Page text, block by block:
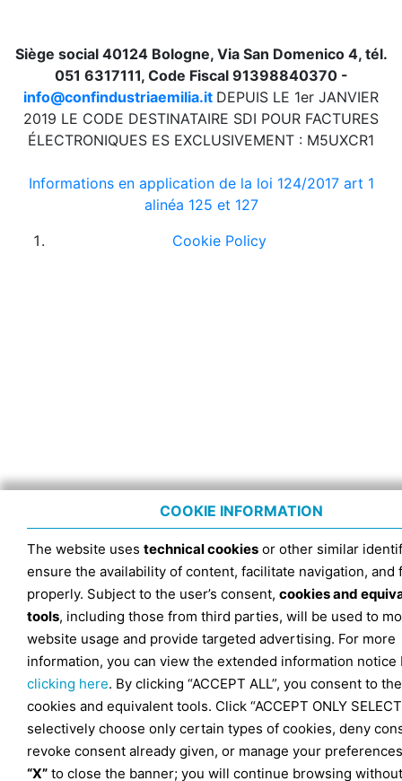
Siège social 40124 Bologne, Via San Domenico 4, tél.
051 6317111, Code Fiscal 91398840370 -
info@confindustriaemilia.it DEPUIS LE 1er JANVIER
2019 LE CODE DESTINATAIRE SDI POUR FACTURES
ÉLECTRONIQUES ES EXCLUSIVEMENT : M5UXCR1
Informations en application de la loi 124/2017 art 1
alinéa 125 et 127
Cookie Policy
COOKIE INFORMATION
The website uses technical cookies or other similar
ensure the availability of content, facilitate navigation, and
properly. Subject to the user’s consent, cookies and
tools, including those from third parties, will be used to
website usage and provide targeted advertising. For more
information, you can view the extended information notice
clicking here. By clicking “ACCEPT ALL”, you consent to
cookies and equivalent tools. Click “ACCEPT ONLY
selectively choose only certain types of cookies, deny
revoke consent already given, or manage your
“X” to close the banner; you will continue browsing without